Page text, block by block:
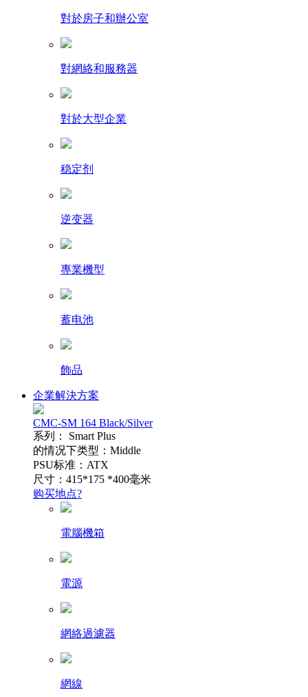
對於房子和辦公室
對網絡和服務器
對於大型企業
稳定剂
逆变器
專業機型
蓄电池
飾品
企業解決方案
CMC-SM 164 Black/Silver
系列： Smart Plus
的情况下类型：Middle
PSU标准：ATX
尺寸：415*175 *400毫米
购买地点?
電腦機箱
電源
網絡過濾器
網線